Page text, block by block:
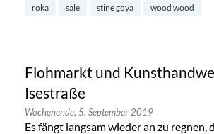
roka
sale stine goya wood wood
Flohmarkt und
Isestraße
Wochenende, 5. September 2019
Es fängt langsam wieder an zu regnen,